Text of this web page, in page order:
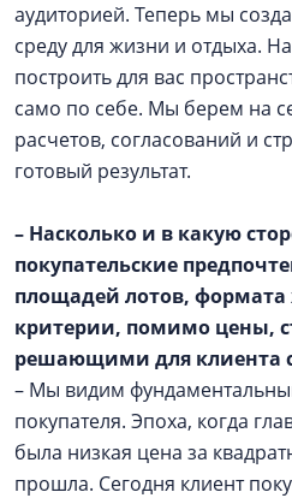
аудиторией. Теперь мы
среду для жизни и отдыха.
построить для вас
само по себе. Мы берем на
расчетов, согласований и
готовый результат.
– Насколько и в какую
покупательские
площадей лотов, формата
критерии, помимо цены,
решающими для клиента
– Мы видим
покупателя. Эпоха, когда
была низкая цена за
прошла. Сегодня клиент